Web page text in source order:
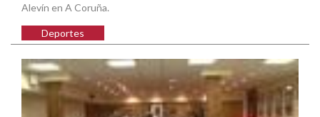
Alevín en A Coruña.
Deportes